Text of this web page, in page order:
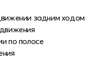
задним ходом
по полосе